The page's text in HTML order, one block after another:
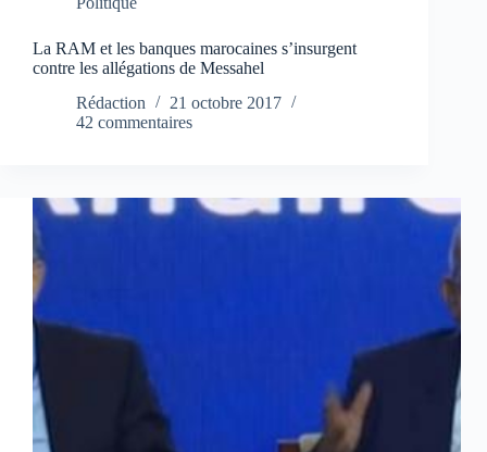
La RAM et les banques marocaines s’insurgent
contre les allégations de Messahel
Rédaction
21 octobre 2017
42 commentaires